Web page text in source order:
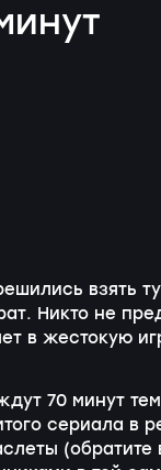
взять
Никто не
в жестокую
70 минут
сериала в
(обратите